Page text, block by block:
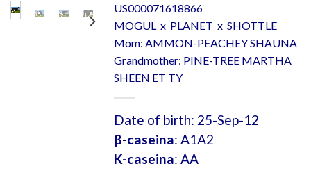
US000071618866
MOGUL x PLANET x SHOTTLE
Mom: AMMON-PEACHEY SHAUNA
Grandmother: PINE-TREE MARTHA
SHEEN ET TY
Date of birth: 25-Sep-12
β-caseina: A1A2
K-caseina: AA